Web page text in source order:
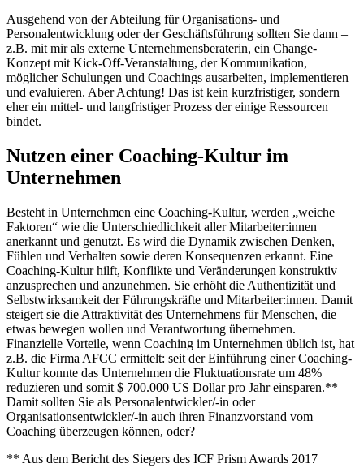
Ausgehend von der Abteilung für Organisations- und
Personalentwicklung oder der Geschäftsführung sollten Sie dann –
z.B. mit mir als externe Unternehmensberaterin, ein Change-
Konzept mit Kick-Off-Veranstaltung, der Kommunikation,
möglicher Schulungen und Coachings ausarbeiten, implementieren
und evaluieren. Aber Achtung! Das ist kein kurzfristiger, sondern
eher ein mittel- und langfristiger Prozess der einige Ressourcen
bindet.
Nutzen einer Coaching-Kultur im
Unternehmen
Besteht in Unternehmen eine Coaching-Kultur, werden „weiche
Faktoren“ wie die Unterschiedlichkeit aller Mitarbeiter:innen
anerkannt und genutzt. Es wird die Dynamik zwischen Denken,
Fühlen und Verhalten sowie deren Konsequenzen erkannt. Eine
Coaching-Kultur hilft, Konflikte und Veränderungen konstruktiv
anzusprechen und anzunehmen. Sie erhöht die Authentizität und
Selbstwirksamkeit der Führungskräfte und Mitarbeiter:innen. Damit
steigert sie die Attraktivität des Unternehmens für Menschen, die
etwas bewegen wollen und Verantwortung übernehmen.
Finanzielle Vorteile, wenn Coaching im Unternehmen üblich ist, hat
z.B. die Firma AFCC ermittelt: seit der Einführung einer Coaching-
Kultur konnte das Unternehmen die Fluktuationsrate um 48%
reduzieren und somit $ 700.000 US Dollar pro Jahr einsparen.**
Damit sollten Sie als Personalentwickler/-in oder
Organisationsentwickler/-in auch ihren Finanzvorstand vom
Coaching überzeugen können, oder?
** Aus dem Bericht des Siegers des ICF Prism Awards 2017